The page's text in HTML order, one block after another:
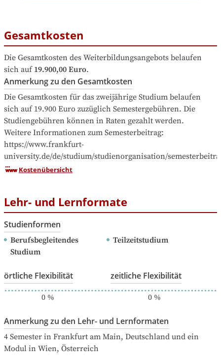
Gesamtkosten
Die Gesamtkosten des Weiterbildungsangebots belaufen
sich auf 19.900,00 Euro.
Anmerkung zu den Gesamtkosten
Die Gesamtkosten für das zweijährige Studium belaufen
sich auf 19.900 Euro zuzüglich Semestergebühren. Die
Studiengebühren können in Raten gezahlt werden.
Weitere Informationen zum Semesterbeitrag:
https://www.frankfurt-
university.de/de/studium/studienorganisation/
Kostenübersicht
Lehr- und Lernformate
Studienformen
Berufsbegleitendes
Studium
Teilzeitstudium
örtliche Flexibilität
0%
zeitliche Flexibilität
0%
Anmerkung zu den Lehr- und Lernformaten
4 Semester in Frankfurt am Main, Deutschland und ein
Modul in Wien, Österreich